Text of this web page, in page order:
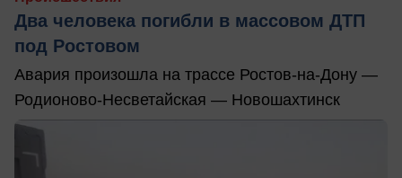
Два человека погибли в массовом ДТП
под Ростовом
Авария произошла на трассе Ростов-на-Дону —
Родионово-Несветайская — Новошахтинск